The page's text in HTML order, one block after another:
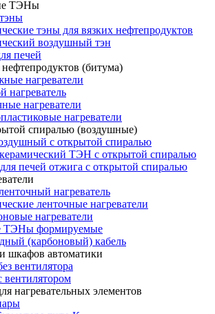
ТЭНы
тэны для вязких нефтепродуктов
воздушный тэн
печей
(битума)
нагреватели
нагреватель
нагреватели
нагреватели
спиралью (воздушные)
с открытой спиралью
ТЭН с открытой спиралью
печей отжига с открытой спиралью
нагреватель
ленточные нагреватели
нагреватели
ТЭНы формируемые
(карбоновый) кабель
шкафов автоматики
вентилятора
нагревательных элементов